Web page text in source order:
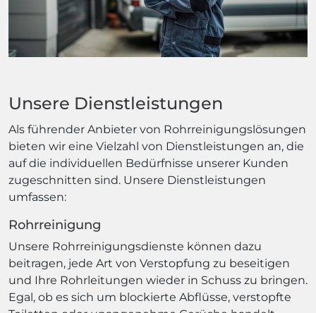
Unsere Dienstleistungen
Als führender Anbieter von Rohrreinigungslösungen
bieten wir eine Vielzahl von Dienstleistungen an, die
auf die individuellen Bedürfnisse unserer Kunden
zugeschnitten sind. Unsere Dienstleistungen
umfassen:
Rohrreinigung
Unsere Rohrreinigungsdienste können dazu
beitragen, jede Art von Verstopfung zu beseitigen
und Ihre Rohrleitungen wieder in Schuss zu bringen.
Egal, ob es sich um blockierte Abflüsse, verstopfte